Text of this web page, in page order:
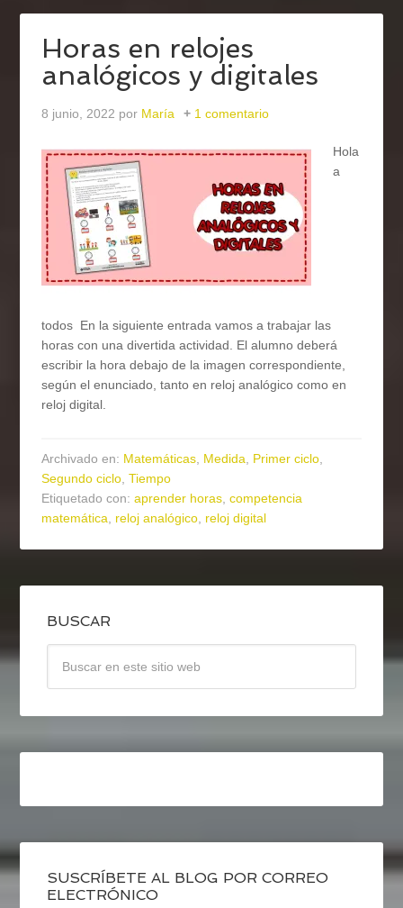
Horas en relojes
analógicos y digitales
8 junio, 2022 por María 1 comentario
Hola
a
todos En la siguiente entrada vamos a trabajar las
horas con una divertida actividad. El alumno deberá
escribir la hora debajo de la imagen correspondiente,
según el enunciado, tanto en reloj analógico como en
reloj digital.
Archivado en: Matemáticas, Medida, Primer ciclo,
Segundo ciclo,Tiempo
Etiquetado con:aprender horas,competencia
matemática, reloj analógico, reloj digital
BUSCAR
SUSCRÍBETE AL BLOG POR CORREO
ELECTRÓNICO